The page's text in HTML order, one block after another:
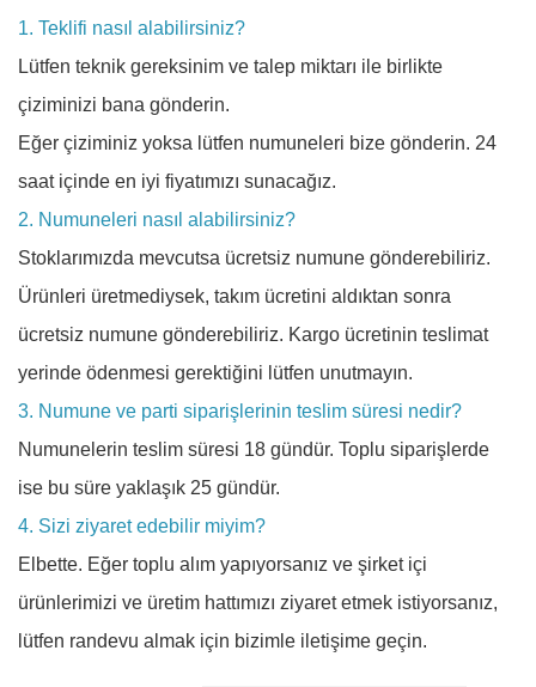
1. Teklifi nasıl alabilirsiniz?
Lütfen teknik gereksinim ve talep miktarı ile birlikte
çiziminizi bana gönderin.
Eğer çiziminiz yoksa lütfen numuneleri bize gönderin. 24
saat içinde en iyi fiyatımızı sunacağız.
2. Numuneleri nasıl alabilirsiniz?
Stoklarımızda mevcutsa ücretsiz numune gönderebiliriz.
Ürünleri üretmediysek, takım ücretini aldıktan sonra
ücretsiz numune gönderebiliriz. Kargo ücretinin teslimat
yerinde ödenmesi gerektiğini lütfen unutmayın.
3. Numune ve parti siparişlerinin teslim süresi nedir?
Numunelerin teslim süresi 18 gündür. Toplu siparişlerde
ise bu süre yaklaşık 25 gündür.
4. Sizi ziyaret edebilir miyim?
Elbette. Eğer toplu alım yapıyorsanız ve şirket içi
ürünlerimizi ve üretim hattımızı ziyaret etmek istiyorsanız,
lütfen randevu almak için bizimle iletişime geçin.